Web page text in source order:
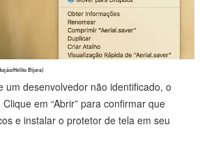
Helito Bijora)
um desenvolvedor não identificado, o
em “Abrir” para confirmar que
e instalar o protetor de tela em seu